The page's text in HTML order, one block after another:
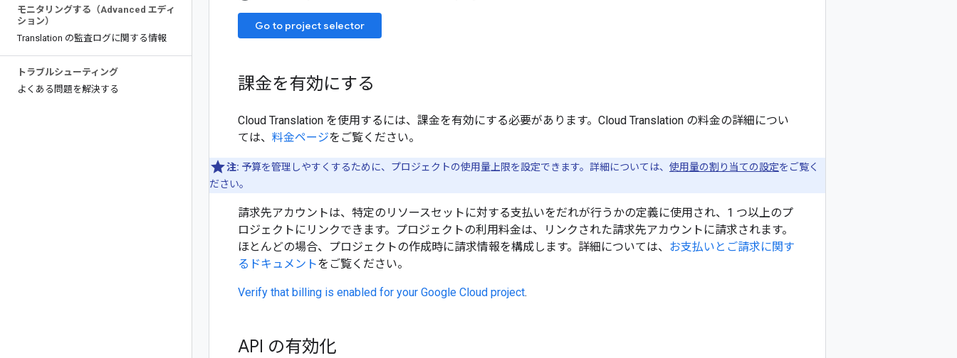
モニタリングする（Advanced エディ
ション）
Translation の監査ログに関する情報
トラブルシューティング
よくある問題を解決する
Go to project selector
課金を有効にする
Cloud Translation を使用するには、課金を有効にする必要があります。Cloud Translation の料金の詳細につい
ては、 料金ページをご覧ください。
注: 予算を管理しやすくするために、プロジェクトの使用量上限を設定できます。詳細については、 使用量の割り当ての設定をご覧く
ださい。
請求先アカウントは、特定のリソースセットに対する支払いをだれが行うかの定義に使用され、1 つ以上のプ
ロジェクトにリンクできます。プロジェクトの利用料金は、リンクされた請求先アカウントに請求されます。
ほとんどの場合、プロジェクトの作成時に請求情報を構成します。詳細については、 お支払いとご請求に関す
るドキュメントをご覧ください。
Verify that billing is enabled for your Google Cloud project.
API の有効化